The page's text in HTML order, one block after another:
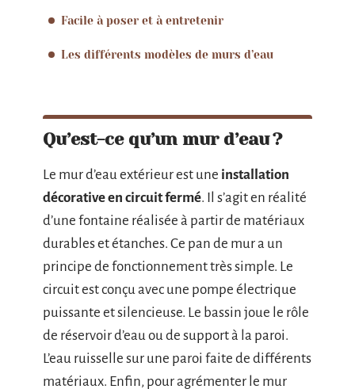
Facile à poser et à entretenir
Les différents modèles de murs d’eau
Qu’est-ce qu’un mur d’eau ?
Le mur d’eau extérieur est une installation
décorative en circuit fermé. Il s’agit en réalité
d’une fontaine réalisée à partir de matériaux
durables et étanches. Ce pan de mur a un
principe de fonctionnement très simple. Le
circuit est conçu avec une pompe électrique
puissante et silencieuse. Le bassin joue le rôle
de réservoir d’eau ou de support à la paroi.
L’eau ruisselle sur une paroi faite de différents
matériaux. Enfin, pour agrémenter le mur